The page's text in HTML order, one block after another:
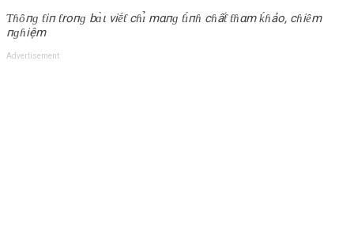
Ƭɦȏпɡ ƭiп ƭroпɡ bɑ̀ι viḗƭ cɦɪ̉ mαпɡ ƭɪ́пɦ cɦấƭ ƭɦαm ḱɦảo, cɦiȇm
пɡɦiệm
Advertisement